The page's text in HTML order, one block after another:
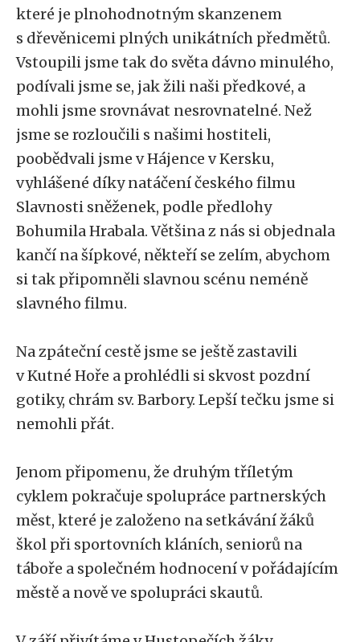
které je plnohodnotným skanzenem
s dřevěnicemi plných unikátních předmětů.
Vstoupili jsme tak do světa dávno minulého,
podívali jsme se, jak žili naši předkové, a
mohli jsme srovnávat nesrovnatelné. Než
jsme se rozloučili s našimi hostiteli,
poobědvali jsme v Hájence v Kersku,
vyhlášené díky natáčení českého filmu
Slavnosti sněženek, podle předlohy
Bohumila Hrabala. Většina z nás si objednala
kančí na šípkové, někteří se zelím, abychom
si tak připomněli slavnou scénu neméně
slavného filmu.
Na zpáteční cestě jsme se ještě zastavili
v Kutné Hoře a prohlédli si skvost pozdní
gotiky, chrám sv. Barbory. Lepší tečku jsme si
nemohli přát.
Jenom připomenu, že druhým tříletým
cyklem pokračuje spolupráce partnerských
měst, které je založeno na setkávání žáků
škol při sportovních kláních, seniorů na
táboře a společném hodnocení v pořádajícím
městě a nově ve spolupráci skautů.